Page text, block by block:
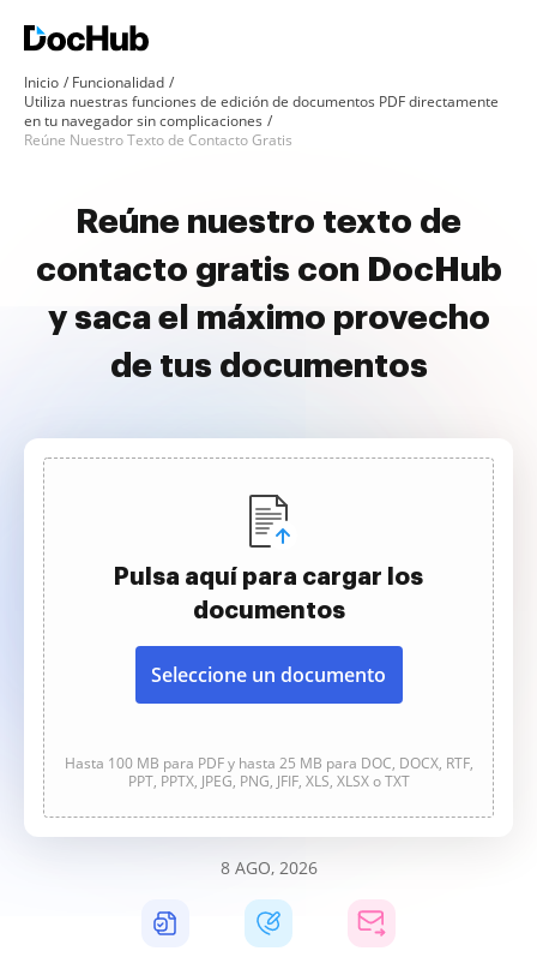
Inicio
Funcionalidad
Utiliza nuestras funciones de edición de documentos PDF directamente
en tu navegador sin complicaciones
Reúne Nuestro Texto de Contacto Gratis
Reúne nuestro texto de
contacto gratis con DocHub
y saca el máximo provecho
de tus documentos
Pulsa aquí para cargar los
documentos
Seleccione un documento
Hasta 100 MB para PDF y hasta 25 MB para DOC, DOCX, RTF,
PPT, PPTX, JPEG, PNG, JFIF, XLS, XLSX o TXT
8 AGO, 2026